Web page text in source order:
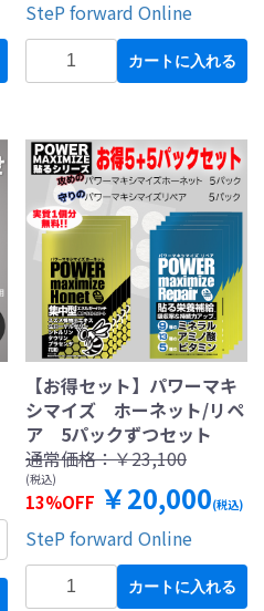
SteP forward Online
カートに入れる
【お得セット】パワーマキ
シマイズ ホーネット/リペ
ア 5パックずつセット
通常価格：￥23,100
(税込)
13%OFF ￥20,000(税込)
SteP forward Online
カートに入れる